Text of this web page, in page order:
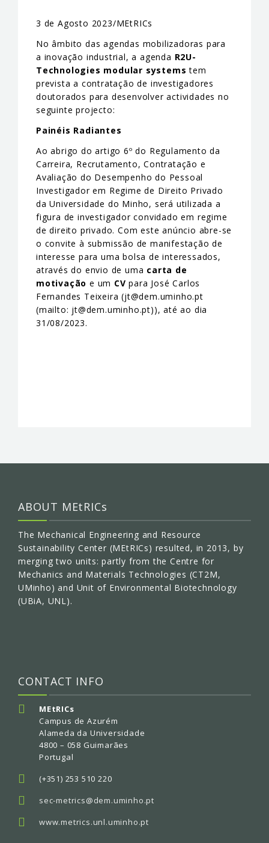
3 de Agosto 2023/MEtRICs
No âmbito das agendas mobilizadoras para
a inovação industrial, a agenda R2U-
Technologies modular systems tem
prevista a contratação de investigadores
doutorados para desenvolver actividades no
seguinte projecto:
Painéis Radiantes
Ao abrigo do artigo 6º do Regulamento da
Carreira, Recrutamento, Contratação e
Avaliação do Desempenho do Pessoal
Investigador em Regime de Direito Privado
da Universidade do Minho, será utilizada a
figura de investigador convidado em regime
de direito privado. Com este anúncio abre-se
o convite à submissão de manifestação de
interesse para uma bolsa de interessados,
através do envio de uma carta de
motivação e um CV para José Carlos
Fernandes Teixeira (jt@dem.uminho.pt
(mailto: jt@dem.uminho.pt)), até ao dia
31/08/2023.
ABOUT MEtRICs
The Mechanical Engineering and Resource
Sustainability Center (MEtRICs) resulted, in 2013, by
merging two units: partly from the Centre for
Mechanics and Materials Technologies (CT2M,
UMinho) and Unit of Environmental Biotechnology
(UBiA, UNL).
CONTACT INFO
MEtRICs
Campus de Azurém
Alameda da Universidade
4800 – 058 Guimarães
Portugal
(+351) 253 510 220
sec-metrics@dem.uminho.pt
www.metrics.unl.uminho.pt